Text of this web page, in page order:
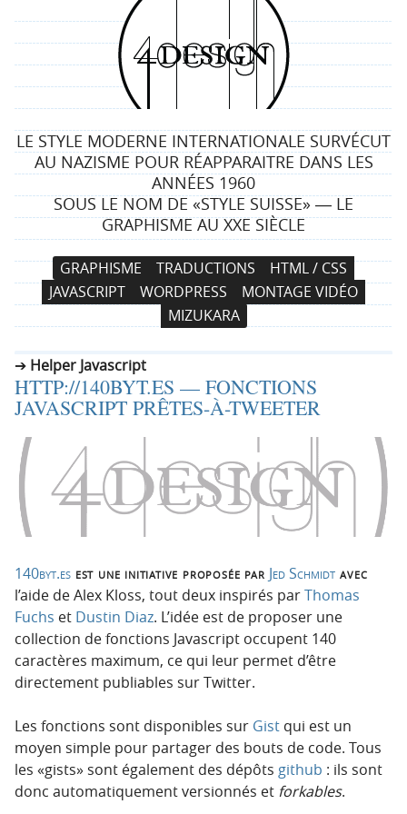
4
d
e
s
i
g
n
LE STYLE MODERNE INTERNATIONALE SURVÉCUT
AU NAZISME POUR RÉAPPARAITRE DANS LES
ANNÉES 1960
SOUS LE NOM DE «STYLE SUISSE» ― LE
GRAPHISME AU XXE SIÈCLE
N
a
v
i
a
t
i
n
r
c
i
p
a
l
e
A
l
l
e
a
u
c
n
e
n
GRAPHISME TRADUCTIONS
HTML / CSS
JAVASCRIPT
WORDPRESS
MONTAGE VIDÉO
MIZUKARA
Helper Javascript
HTTP://140BYT.ES — FONCTIONS
JAVASCRIPT PRÊTES-À-TWEETER
140byt.es est une initiative proposée par Jed Schmidt avec
l’aide de Alex Kloss, tout deux inspirés parThomas
Fuchs et Dustin Diaz. L’idée est de proposer une
collection de fonctions Javascript occupent 140
caractères maximum, ce qui leur permet d’être
directement publiables sur Twitter.
Les fonctions sont disponibles sur Gist qui est un
moyen simple pour partager des bouts de code. Tous
les «gists» sont également des dépôts github : ils sont
donc automatiquement versionnés et forkables.